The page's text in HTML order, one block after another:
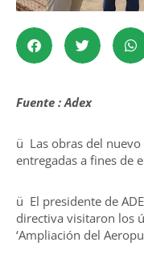
Fuente : Adex
ü Las obras del
entregadas a fines de
ü El presidente de
directiva visitaron los
‘Ampliación del